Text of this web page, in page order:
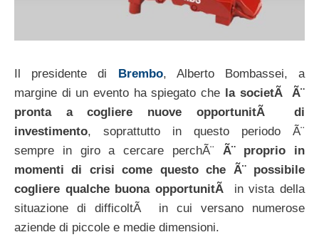
Il presidente di Brembo, Alberto Bombassei, a
margine di un evento ha spiegato che
la societÃ Ã¨
pronta a cogliere nuove opportunitÃ di
investimento, soprattutto in questo periodo Ã¨
sempre in giro a cercare perchÃ¨ Ã¨ proprio in
momenti di crisi come questo che Ã¨ possibile
cogliere qualche buona opportunitÃ
in vista della
situazione di difficoltÃ in cui versano numerose
aziende di piccole e medie dimensioni.